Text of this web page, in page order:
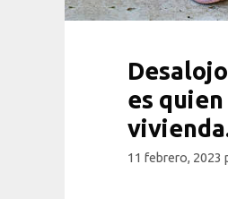
es
11 febrero, 2023